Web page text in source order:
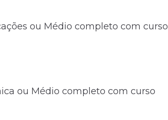
ou Médio completo com curso
ou Médio completo com curso